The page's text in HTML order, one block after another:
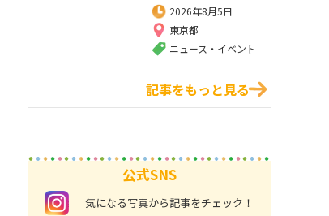
2026年8月5日
東京都
ニュース・イベント
記事をもっと見る
公式SNS
instagram 気になる写真から記事をチェック！